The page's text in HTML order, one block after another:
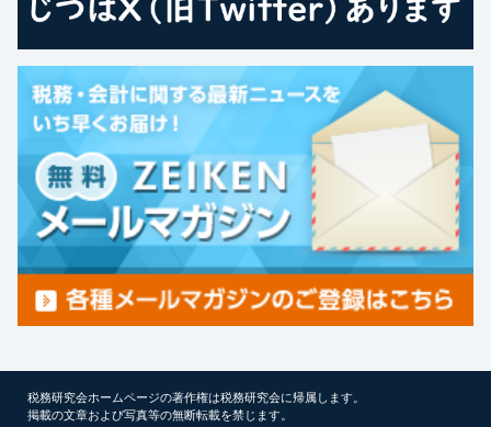
税務研究会ホームページの著作権は税務研究会に帰属します。
掲載の文章および写真等の無断転載を禁じます。